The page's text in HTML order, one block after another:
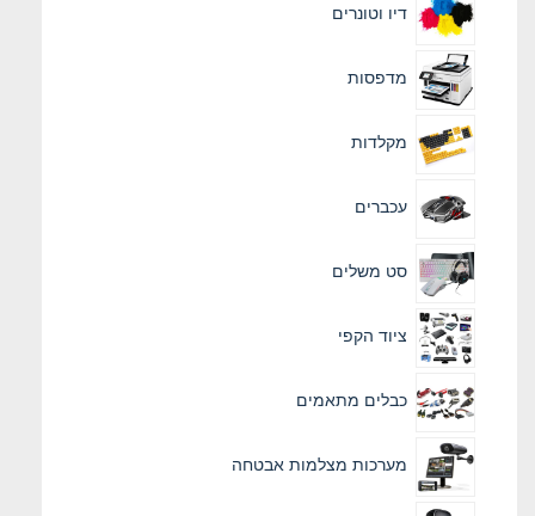
דיו וטונרים
מדפסות
מקלדות
עכברים
סט משלים
ציוד הקפי
כבלים מתאמים
מערכות מצלמות אבטחה